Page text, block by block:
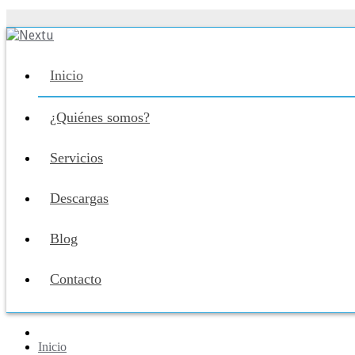
Inicio
¿Quiénes somos?
Servicios
Descargas
Blog
Contacto
Inicio